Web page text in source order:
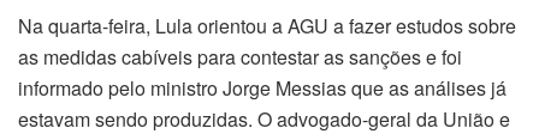
Na quarta-feira, Lula orientou a AGU a fazer estudos sobre
as medidas cabíveis para contestar as sanções e foi
informado pelo ministro Jorge Messias que as análises já
estavam sendo produzidas. O advogado-geral da União e